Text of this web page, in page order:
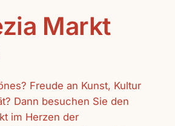
Markt
Freude an Kunst, Kultur
Dann besuchen Sie den
im Herzen der